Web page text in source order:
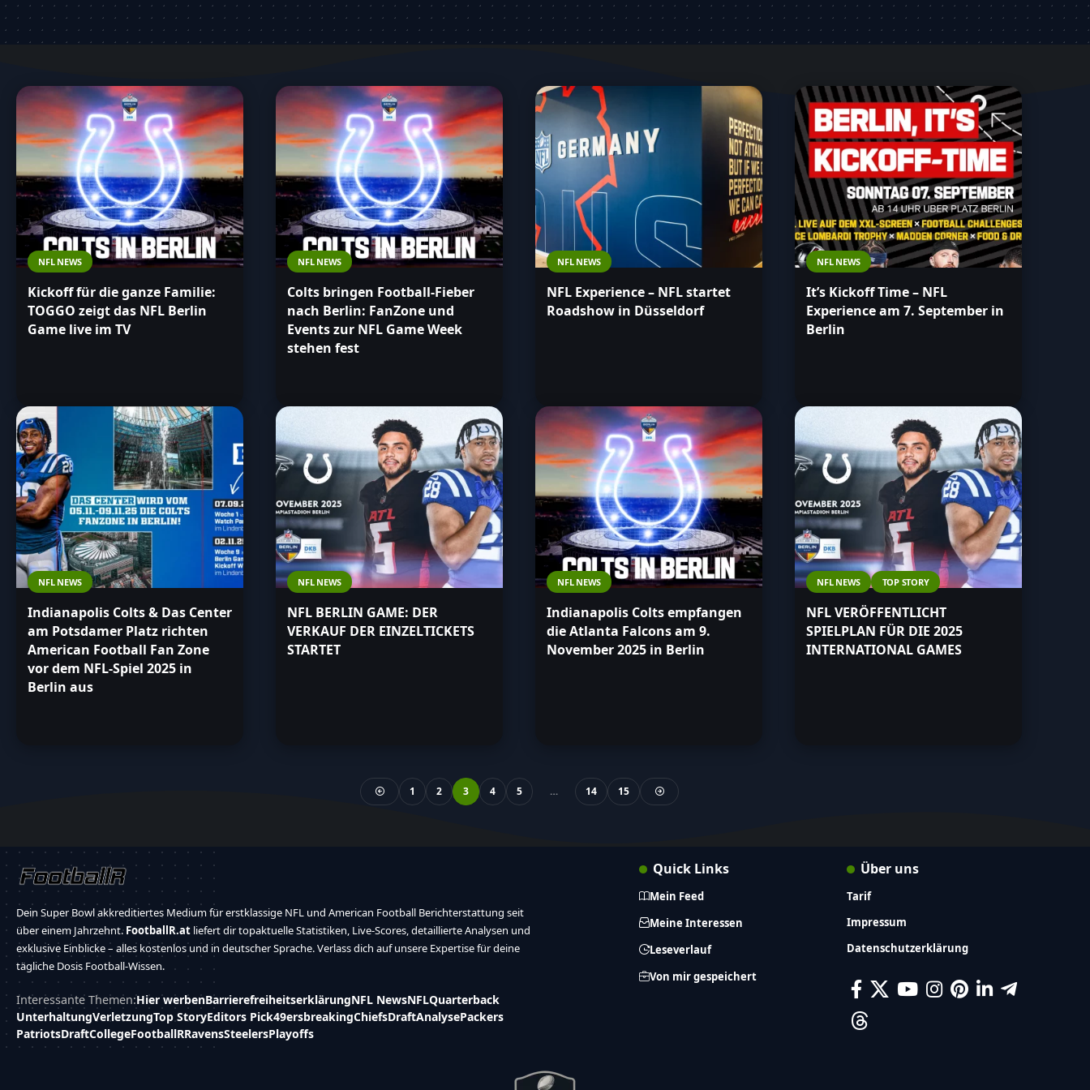
unsere Inhalte und bleibe immer auf dem neuesten Stand der NFL-Geschehnisse in
Deutschland!
NFL NEWS
Kickoff für die ganze Familie:
TOGGO zeigt das NFL Berlin
Game live im TV
NFL NEWS
Colts bringen Football-Fieber
nach Berlin: FanZone und
Events zur NFL Game Week
stehen fest
NFL NEWS
NFL Experience – NFL startet
Roadshow in Düsseldorf
NFL NEWS
It’s Kickoff Time – NFL
Experience am 7. September in
Berlin
NFL NEWS
Indianapolis Colts & Das Center
am Potsdamer Platz richten
American Football Fan Zone
vor dem NFL-Spiel 2025 in
Berlin aus
NFL NEWS
NFL BERLIN GAME: DER
VERKAUF DER EINZELTICKETS
STARTET
NFL NEWS
Indianapolis Colts empfangen
die Atlanta Falcons am 9.
November 2025 in Berlin
NFL NEWS TOP STORY
NFL VERÖFFENTLICHT
SPIELPLAN FÜR DIE 2025
INTERNATIONAL GAMES
1 2 3 4 5 … 14 15
Dein Super Bowl akkreditiertes Medium für erstklassige NFL und American Football Berichterstattung seit
über einem Jahrzehnt.FootballR.at liefert dir topaktuelle Statistiken, Live-Scores, detaillierte Analysen und
exklusive Einblicke – alles kostenlos und in deutscher Sprache. Verlass dich auf unsere Expertise für deine
tägliche Dosis Football-Wissen.
Interessante Themen:Hier werbenBarrierefreiheitserklärungNFL NewsNFLQuarterback
UnterhaltungVerletzungTop StoryEditors Pick49ersbreakingChiefsDraftAnalysePackers
PatriotsDraftCollegeFootballRRavensSteelersPlayoffs
Quick Links
Mein Feed
Meine Interessen
Leseverlauf
Von mir gespeichert
Über uns
Tarif
Impressum
Datenschutzerklärung